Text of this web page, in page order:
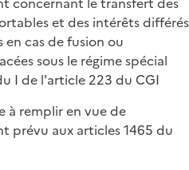
et des intérêts différés
cas de fusion ou
sous le régime spécial
I de l'article 223 du CGI
à remplir en vue de
prévu aux articles 1465 du